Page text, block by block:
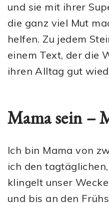
und sie mit ihrer
die ganz viel Mut
helfen. Zu jedem
einem Text, der die
ihren Alltag gut
Mama sein –
Ich bin Mama von
ich den
klingelt unser
und bis an den